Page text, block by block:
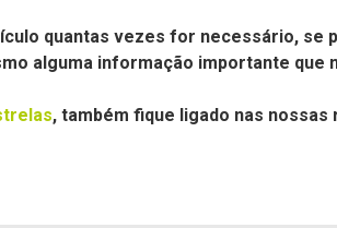
quantas vezes for necessário, se
alguma informação importante que
, também fique ligado nas